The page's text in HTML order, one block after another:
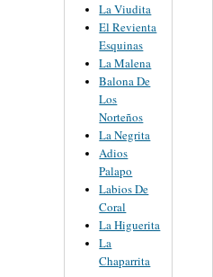
La Viudita
El Revienta
Esquinas
La Malena
Balona De
Los
Norteños
La Negrita
Adios
Palapo
Labios De
Coral
La Higuerita
La
Chaparrita